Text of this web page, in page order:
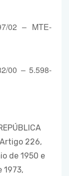
02 – MTE-
00 – 5.598-
Artigo 226,
de 1950 e
1973,